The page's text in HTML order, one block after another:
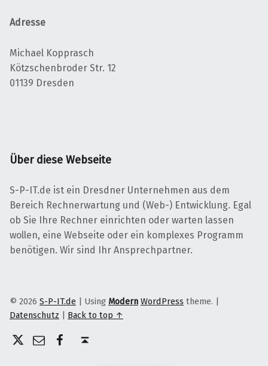
Adresse
Michael Kopprasch
Kötzschenbroder Str. 12
01139 Dresden
Über diese Webseite
S-P-IT.de ist ein Dresdner Unternehmen aus dem
Bereich Rechnerwartung und (Web-) Entwicklung. Egal
ob Sie Ihre Rechner einrichten oder warten lassen
wollen, eine Webseite oder ein komplexes Programm
benötigen. Wir sind Ihr Ansprechpartner.
© 2026 S-P-IT.de | Using Modern WordPress theme. |
Datenschutz | Back to top ↑